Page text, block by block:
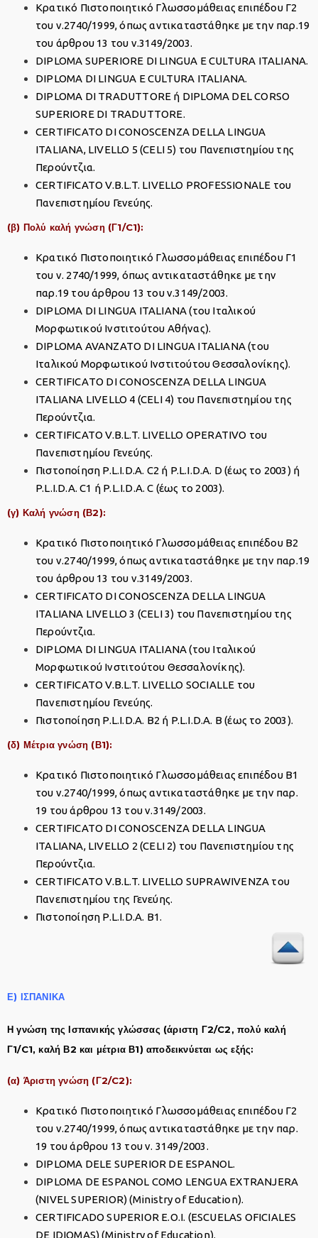
Κρατικό Πιστοποιητικό Γλωσσομάθειας επιπέδου Γ2
του ν.2740/1999, όπως αντικαταστάθηκε με την παρ.19
του άρθρου 13 του ν.3149/2003.
DIPLOMA SUPERIORE DI LINGUA E CULTURA ITALIANA.
DIPLOMA DI LINGUA E CULTURA ITALIANA.
DIPLOMA DI TRADUTTORE ή DIPLOMA DEL CORSO
SUPERIORE DI TRADUTTORE.
CERTIFICATO DI CONOSCENZA DELLA LINGUA
ITALIANA, LIVELLO 5 (CELI 5) του Πανεπιστημίου της
Περούντζια.
CERTIFICATO V.B.L.T. LIVELLO PROFESSIONALE του
Πανεπιστημίου Γενεύης.
(β) Πολύ καλή γνώση (Γ1/C1):
Κρατικό Πιστοποιητικό Γλωσσομάθειας επιπέδου Γ1
του ν. 2740/1999, όπως αντικαταστάθηκε με την
παρ.19 του άρθρου 13 του ν.3149/2003.
DIPLOMA DI LINGUA ITALIANA (του Ιταλικού
Μορφωτικού Ινστιτούτου Αθήνας).
DIPLOMA AVANZATO DI LINGUA ITALIANA (του
Ιταλικού Μορφωτικού Ινστιτούτου Θεσσαλονίκης).
CERTIFICAΤO DI CONOSCENZA DELLA LINGUA
ITALIANA LIVELLO 4 (CELI 4) του Πανεπιστημίου της
Περούντζια.
CERTIFICATO V.B.L.T. LIVELLO OPERATIVO του
Πανεπιστημίου Γενεύης.
Πιστοποίηση P.L.I.D.A. C2 ή P.L.I.D.A. D (έως το 2003) ή
P.L.I.D.A. C1 ή P.L.I.D.A. C (έως το 2003).
(γ) Καλή γνώση (Β2):
Κρατικό Πιστοποιητικό Γλωσσομάθειας επιπέδου Β2
του ν.2740/1999, όπως αντικαταστάθηκε με την παρ.19
του άρθρου 13 του ν.3149/2003.
CERTIFICATO DI CONOSCENZA DELLA LINGUA
ITALIANA LIVELLO 3 (CELI 3) του Πανεπιστημίου της
Περούντζια.
DIPLOMA DI LINGUA ITALIANA (του Ιταλικού
Μορφωτικού Ινστιτούτου Θεσσαλονίκης).
CERTIFICATO V.B.L.T. LIVELLO SOCIALLE του
Πανεπιστημίου Γενεύης.
Πιστοποίηση P.L.I.D.A. B2 ή P.L.I.D.A. Β (έως το 2003).
(δ) Μέτρια γνώση (Β1):
Κρατικό Πιστοποιητικό Γλωσσομάθειας επιπέδου Β1
του ν.2740/1999, όπως αντικαταστάθηκε με την παρ.
19 του άρθρου 13 του ν.3149/2003.
CERTIFICATO DI CONOSCENZA DELLA LINGUA
ITALIANA, LIVELLO 2 (CELI 2) του Πανεπιστημίου της
Περούντζια.
CERTIFICATO V.B.L.T. LIVELLO SUPRAWIVENZA του
Πανεπιστημίου της Γενεύης.
Πιστοποίηση P.L.I.D.A. B1.
Ε) ΙΣΠΑΝΙΚΑ
Η γνώση της Ισπανικής γλώσσας (άριστη Γ2/C2, πολύ καλή
Γ1/C1, καλή Β2 και μέτρια Β1) αποδεικνύεται ως εξής:
(α) Άριστη γνώση (Γ2/C2):
Κρατικό Πιστοποιητικό Γλωσσομάθειας επιπέδου Γ2
του ν.2740/1999, όπως αντικαταστάθηκε με την παρ.
19 του άρθρου 13 του ν. 3149/2003.
DIPLOMA DELE SUPERIOR DE ESPANOL.
DIPLOMA DE ESPANOL COMO LENGUA EXTRANJERA
(NIVEL SUPERIOR) (Ministry of Education).
CERTIFICADO SUPERIOR E.O.I. (ESCUELAS OFICIALES
DE IDIOMAS) (Ministry of Education).